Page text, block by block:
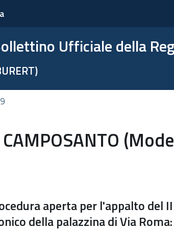
Ufficiale della
aperta per l'appalto del
della palazzina di Via